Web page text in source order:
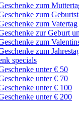
zum
zum
zum Vatertag
zur Geburt
zum
zum
specials
unter € 50
unter € 70
unter € 100
unter € 200